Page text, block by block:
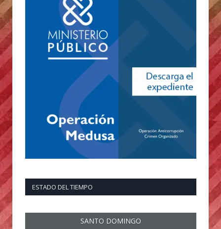
ESTADO DEL TIEMPO
SANTO DOMINGO